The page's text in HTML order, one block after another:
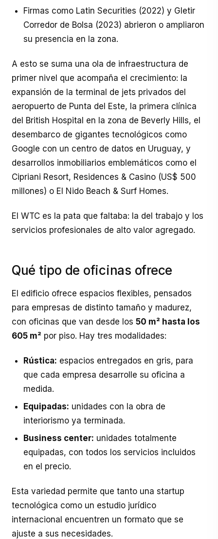
Firmas como Latin Securities (2022) y Gletir
Corredor de Bolsa (2023) abrieron o ampliaron
su presencia en la zona.
A esto se suma una ola de infraestructura de
primer nivel que acompaña el crecimiento: la
expansión de la terminal de jets privados del
aeropuerto de Punta del Este, la primera clínica
del British Hospital en la zona de Beverly Hills, el
desembarco de gigantes tecnológicos como
Google con un centro de datos en Uruguay, y
desarrollos inmobiliarios emblemáticos como el
Cipriani Resort, Residences & Casino (US$ 500
millones) o El Nido Beach & Surf Homes.
El WTC es la pata que faltaba: la del trabajo y los
servicios profesionales de alto valor agregado.
Qué tipo de oficinas ofrece
El edificio ofrece espacios flexibles, pensados
para empresas de distinto tamaño y madurez,
con oficinas que van desde los 50 m² hasta los
605 m² por piso. Hay tres modalidades:
Rústica: espacios entregados en gris, para
que cada empresa desarrolle su oficina a
medida.
Equipadas: unidades con la obra de
interiorismo ya terminada.
Business center: unidades totalmente
equipadas, con todos los servicios incluidos
en el precio.
Esta variedad permite que tanto una startup
tecnológica como un estudio jurídico
internacional encuentren un formato que se
ajuste a sus necesidades.